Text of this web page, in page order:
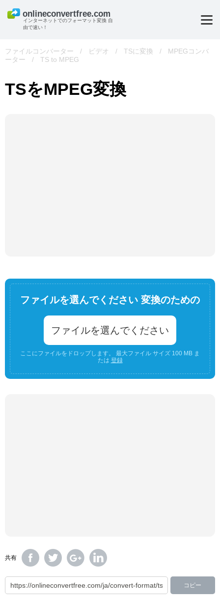
インターネットでのフォーマット変換 自
由で速い！
ファイルコンバーター / ビデオ / TSに変換 /
MPEGコンバ
ーター
/ TS to MPEG
TSをMPEG変換
ファイルを選んでください 変換のための
ファイルを選んでください
ここにファイルをドロップします。 最大ファイル サイズ 100 MB ま
たは 登録
共有
コピー